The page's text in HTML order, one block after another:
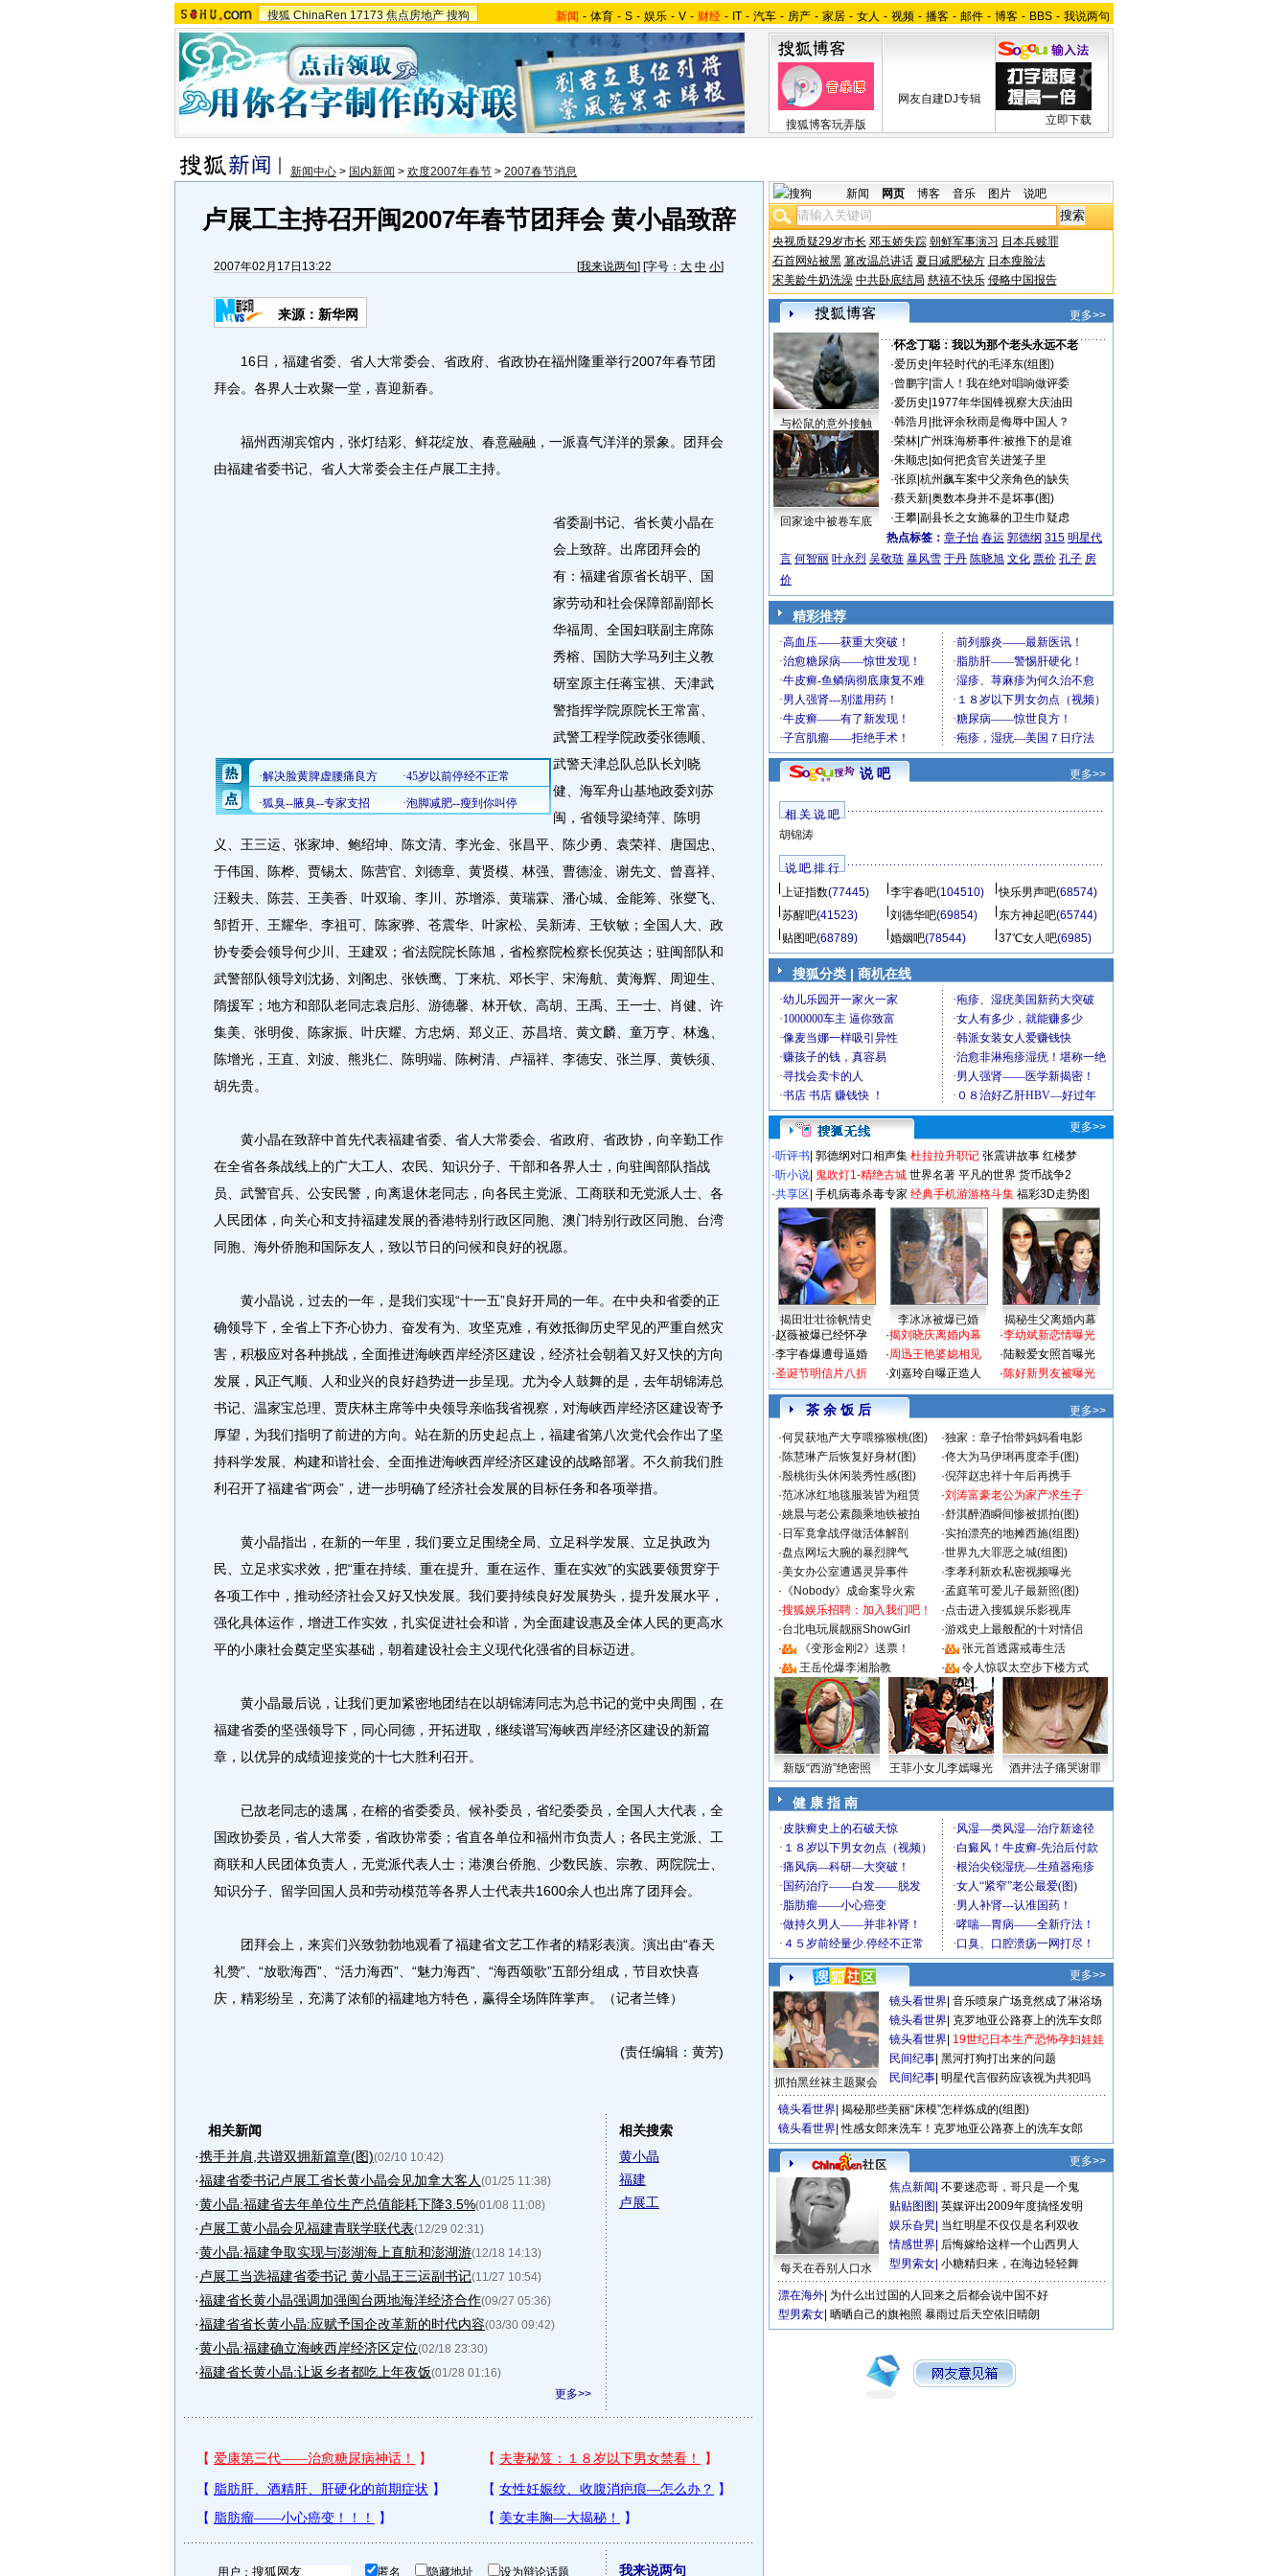
搜狐 ChinaRen 17173 焦点房地产 搜狗 新闻 - 体育 - S - 娱乐 - V - 财经 - IT - 汽车 - 房产 - 家居 - 女人 - 视频 - 播客 - 邮件 - 博客 - BBS - 我说两句
搜狐博客玩弄版
网友自建DJ专辑
立即下载
新闻中心 > 国内新闻 > 欢度2007年春节 > 2007春节消息
卢展工主持召开闽2007年春节团拜会 黄小晶致辞
2007年02月17日13:22 [我来说两句] [字号： 大 中 小]
来源：新华网
16日，福建省委、省人大常委会、省政府、省政协在福州隆重举行2007年春节团
拜会。各界人士欢聚一堂，喜迎新春。
福州西湖宾馆内，张灯结彩、鲜花绽放、春意融融，一派喜气洋洋的景象。团拜会
由福建省委书记、省人大常委会主任卢展工主持。
省委副书记、省长黄小晶在
会上致辞。出席团拜会的
有：福建省原省长胡平、国
家劳动和社会保障部副部长
华福周、全国妇联副主席陈
秀榕、国防大学马列主义教
研室原主任蒋宝祺、天津武
警指挥学院原院长王常富、
武警工程学院政委张德顺、
武警天津总队总队长刘晓
健、海军舟山基地政委刘苏
闽，省领导梁绮萍、陈明
义、王三运、张家坤、鲍绍坤、陈文清、李光金、张昌平、陈少勇、袁荣祥、唐国忠、
于伟国、陈桦、贾锡太、陈营官、刘德章、黄贤模、林强、曹德淦、谢先文、曾喜祥、
汪毅夫、陈芸、王美香、叶双瑜、李川、苏增添、黄瑞霖、潘心城、金能筹、张燮飞、
邹哲开、王耀华、李祖可、陈家骅、苍震华、叶家松、吴新涛、王钦敏；全国人大、政
协专委会领导何少川、王建双；省法院院长陈旭，省检察院检察长倪英达；驻闽部队和
武警部队领导刘沈扬、刘阁忠、张铁鹰、丁来杭、邓长宇、宋海航、黄海辉、周迎生、
隋援军；地方和部队老同志袁启彤、游德馨、林开钦、高胡、王禹、王一士、肖健、许
集美、张明俊、陈家振、叶庆耀、方忠炳、郑义正、苏昌培、黄文麟、童万亨、林逸、
陈增光，王直、刘波、熊兆仁、陈明端、陈树清、卢福祥、李德安、张兰厚、黄铁须、
胡先贵。
黄小晶在致辞中首先代表福建省委、省人大常委会、省政府、省政协，向辛勤工作
在全省各条战线上的广大工人、农民、知识分子、干部和各界人士，向驻闽部队指战
员、武警官兵、公安民警，向离退休老同志，向各民主党派、工商联和无党派人士、各
人民团体，向关心和支持福建发展的香港特别行政区同胞、澳门特别行政区同胞、台湾
同胞、海外侨胞和国际友人，致以节日的问候和良好的祝愿。
黄小晶说，过去的一年，是我们实现“十一五”良好开局的一年。在中央和省委的正
确领导下，全省上下齐心协力、奋发有为、攻坚克难，有效抵御历史罕见的严重自然灾
害，积极应对各种挑战，全面推进海峡西岸经济区建设，经济社会朝着又好又快的方向
发展，风正气顺、人和业兴的良好趋势进一步呈现。尤为令人鼓舞的是，去年胡锦涛总
书记、温家宝总理、贾庆林主席等中央领导亲临我省视察，对海峡西岸经济区建设寄予
厚望，为我们指明了前进的方向。站在新的历史起点上，福建省第八次党代会作出了坚
持科学发展、构建和谐社会、全面推进海峡西岸经济区建设的战略部署。不久前我们胜
利召开了福建省“两会”，进一步明确了经济社会发展的目标任务和各项举措。
黄小晶指出，在新的一年里，我们要立足围绕全局、立足科学发展、立足执政为
民、立足求实求效，把“重在持续、重在提升、重在运作、重在实效”的实践要领贯穿于
各项工作中，推动经济社会又好又快发展。我们要持续良好发展势头，提升发展水平，
强化具体运作，增进工作实效，扎实促进社会和谐，为全面建设惠及全体人民的更高水
平的小康社会奠定坚实基础，朝着建设社会主义现代化强省的目标迈进。
黄小晶最后说，让我们更加紧密地团结在以胡锦涛同志为总书记的党中央周围，在
福建省委的坚强领导下，同心同德，开拓进取，继续谱写海峡西岸经济区建设的新篇
章，以优异的成绩迎接党的十七大胜利召开。
已故老同志的遗属，在榕的省委委员、候补委员，省纪委委员，全国人大代表，全
国政协委员，省人大常委，省政协常委；省直各单位和福州市负责人；各民主党派、工
商联和人民团体负责人，无党派代表人士；港澳台侨胞、少数民族、宗教、两院院士、
知识分子、留学回国人员和劳动模范等各界人士代表共1600余人也出席了团拜会。
团拜会上，来宾们兴致勃勃地观看了福建省文艺工作者的精彩表演。演出由“春天
礼赞”、“放歌海西”、“活力海西”、“魅力海西”、“海西颂歌”五部分组成，节目欢快喜
庆，精彩纷呈，充满了浓郁的福建地方特色，赢得全场阵阵掌声。（记者兰锋）
(责任编辑：黄芳)
相关新闻
·携手并肩,共谱双拥新篇章(图)(02/10 10:42)
·福建省委书记卢展工省长黄小晶会见加拿大客人 (01/25 11:38)
·黄小晶:福建省去年单位生产总值能耗下降3.5%(01/08 11:08)
· 卢展工黄小晶会见福建青联学联代表(12/29 02:31)
·黄小晶:福建争取实现与澎湖海上直航和澎湖游(12/18 14:13)
· 卢展工当选福建省委书记 黄小晶王三运副书记(11/27 10:54)
·福建省长黄小晶强调加强闽台两地海洋经济合作(09/27 05:36)
·福建省省长黄小晶:应赋予国企改革新的时代内容(03/30 09:42)
·黄小晶:福建确立海峡西岸经济区定位(02/18 23:30)
·福建省长黄小晶:让返乡者都吃上年夜饭(01/28 01:16)
更多>>
相关搜索
黄小晶
福建
卢展工
用户： 匿名 隐藏地址 设为辩论话题 我来说两句
新闻 网页 博客 音乐 图片 说吧
央视质疑29岁市长 邓玉娇失踪 朝鲜军事演习 日本兵赎罪
石首网站被黑 篡改温总讲话 夏日减肥秘方 日本瘦脸法
宋美龄牛奶洗澡 中共卧底结局 慈禧不快乐 侵略中国报告
更多>>
与松鼠的意外接触
回家途中被卷车底
·怀念丁聪：我以为那个老头永远不老
·爱历史 年轻时代的毛泽东(组图)
·曾鹏宇| 雷人！我在绝对唱响做评委
·爱历史 1977年华国锋视察大庆油田
·韩浩月 批评余秋雨是侮辱中国人？
·荣林| 广州珠海桥事件:被推下的是谁
·朱顺忠 如何把贪官关进笼子里
·张原| 杭州飙车案中父亲角色的缺失
·蔡天新| 奥数本身并不是坏事(图)
·王攀| 副县长之女施暴的卫生巾疑虑
热点标签： 章子怡 春运 郭德纲 315 明星代
言 何智丽 叶永烈 吴敬琏 暴风雪 于丹 陈晓旭 文化 票价 孔子 房
价
精彩推荐
说 吧 更多>>
相 关 说 吧
胡锦涛
说 吧 排 行
上证指数(77445) 李宇春吧(104510) 快乐男声吧(68574)
苏醒吧(41523) 刘德华吧(69854) 东方神起吧(65744)
贴图吧(68789) 婚姻吧(78544) 37℃女人吧(6985)
搜狐分类 | 商机在线
更多>>
·听评书 郭德纲对口相声集 杜拉拉升职记 张震讲故事 红楼梦
·听小说 鬼吹灯1-精绝古城 世界名著 平凡的世界 货币战争2
·共享区 手机病毒杀毒专家 经典手机游游格斗集 福彩3D走势图
揭田壮壮徐帆情史 李冰冰被爆已婚
揭秘生父离婚内幕
·赵薇被爆已经怀孕
·李宇春爆遭母逼婚
·圣诞节明信片八折
·揭刘晓庆离婚内幕
·周迅王艳婆媳相见
·刘嘉玲自曝正造人
·李幼斌新恋情曝光
·陆毅爱女照首曝光
·陈好新男友被曝光
茶 余 饭 后
更多>>
·何炅获地产大亨喂猕猴桃(图) ·独家：章子怡带妈妈看电影
·陈慧琳产后恢复好身材(图) ·佟大为马伊琍再度牵手(图)
·殷桃街头休闲装秀性感(图) ·倪萍赵忠祥十年后再携手
·范冰冰红地毯服装皆为租赁 ·刘涛富豪老公为家产求生子
·姚晨与老公素颜乘地铁被拍 ·舒淇醉酒瞬间惨被抓拍(图)
· 日军竟拿战俘做活体解剖 ·实拍漂亮的地摊西施(组图)
·盘点网坛大腕的暴烈脾气 ·世界九大罪恶之城(组图)
·美女办公室遭遇灵异事件 ·李孝利新欢私密视频曝光
· 《Nobody》成命案导火索 ·孟庭苇可爱儿子最新照(图)
·搜狐娱乐招聘：加入我们吧！ ·点击进入搜狐娱乐影视库
·台北电玩展靓丽ShowGirl ·游戏史上最般配的十对情侣
·
《变形金刚2》送票！ ·
张元首透露戒毒生活
·
王岳伦爆李湘胎教 · 令人惊叹太空步下楼方式
新版“西游”绝密照 王菲小女儿李嫣曝光 酒井法子痛哭谢罪
健 康 指 南
更多>>
抓拍黑丝袜主题聚会
镜头看世界 音乐喷泉广场竟然成了淋浴场
镜头看世界 克罗地亚公路赛上的洗车女郎
镜头看世界 19世纪日本生产恐怖孕妇娃娃
民间纪事 黑河打狗打出来的问题
民间纪事 明星代言假药应该视为共犯吗
镜头看世界 揭秘那些美丽“床模”怎样炼成的(组图)
镜头看世界 性感女郎来洗车！克罗地亚公路赛上的洗车女郎
更多>>
每天在吞别人口水
焦点新闻 不要迷恋哥，哥只是一个鬼
贴贴图图 英媒评出2009年度搞怪发明
娱乐旮旯 当红明星不仅仅是名利双收
情感世界 后悔嫁给这样一个山西男人
型男索女 小糖精归来，在海边轻轻舞
漂在海外 为什么出过国的人回来之后都会说中国不好
型男索女 晒晒自己的旗袍照 暴雨过后天空依旧晴朗